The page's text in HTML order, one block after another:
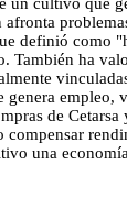
definió
ha
de
una